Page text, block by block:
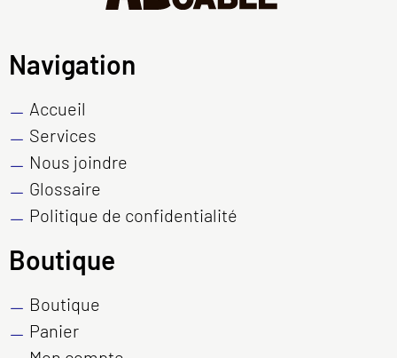
Navigation
Accueil
Services
Nous joindre
Glossaire
Politique de confidentialité
Boutique
Boutique
Panier